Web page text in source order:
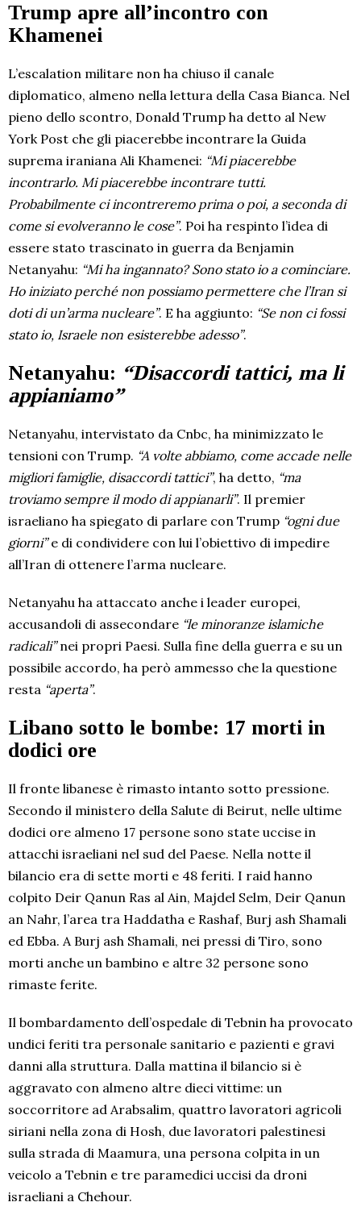
Trump apre all’incontro con
Khamenei
L’escalation militare non ha chiuso il canale
diplomatico, almeno nella lettura della Casa Bianca. Nel
pieno dello scontro, Donald Trump ha detto al New
York Post che gli piacerebbe incontrare la Guida
suprema iraniana Ali Khamenei: “Mi piacerebbe
incontrarlo. Mi piacerebbe incontrare tutti.
Probabilmente ci incontreremo prima o poi, a seconda di
come si evolveranno le cose”. Poi ha respinto l’idea di
essere stato trascinato in guerra da Benjamin
Netanyahu: “Mi ha ingannato? Sono stato io a cominciare.
Ho iniziato perché non possiamo permettere che l’Iran si
doti di un’arma nucleare”. E ha aggiunto: “Se non ci fossi
stato io, Israele non esisterebbe adesso”.
Netanyahu: “Disaccordi tattici, ma li
appianiamo”
Netanyahu, intervistato da Cnbc, ha minimizzato le
tensioni con Trump. “A volte abbiamo, come accade nelle
migliori famiglie, disaccordi tattici”, ha detto, “ma
troviamo sempre il modo di appianarli”. Il premier
israeliano ha spiegato di parlare con Trump “ogni due
giorni”e di condividere con lui l’obiettivo di impedire
all’Iran di ottenere l’arma nucleare.
Netanyahu ha attaccato anche i leader europei,
accusandoli di assecondare “le minoranze islamiche
radicali”nei propri Paesi. Sulla fine della guerra e su un
possibile accordo, ha però ammesso che la questione
resta “aperta”.
Libano sotto le bombe: 17 morti in
dodici ore
Il fronte libanese è rimasto intanto sotto pressione.
Secondo il ministero della Salute di Beirut, nelle ultime
dodici ore almeno 17 persone sono state uccise in
attacchi israeliani nel sud del Paese. Nella notte il
bilancio era di sette morti e 48 feriti. I raid hanno
colpito Deir Qanun Ras al Ain, Majdel Selm, Deir Qanun
an Nahr, l’area tra Haddatha e Rashaf, Burj ash Shamali
ed Ebba. A Burj ash Shamali, nei pressi di Tiro, sono
morti anche un bambino e altre 32 persone sono
rimaste ferite.
Il bombardamento dell’ospedale di Tebnin ha provocato
undici feriti tra personale sanitario e pazienti e gravi
danni alla struttura. Dalla mattina il bilancio si è
aggravato con almeno altre dieci vittime: un
soccorritore ad Arabsalim, quattro lavoratori agricoli
siriani nella zona di Hosh, due lavoratori palestinesi
sulla strada di Maamura, una persona colpita in un
veicolo a Tebnin e tre paramedici uccisi da droni
israeliani a Chehour.